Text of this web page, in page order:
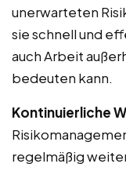
unerwarteten
sie schnell und
auch Arbeit
bedeuten kann.
Kontinuierliche
regelmäßig